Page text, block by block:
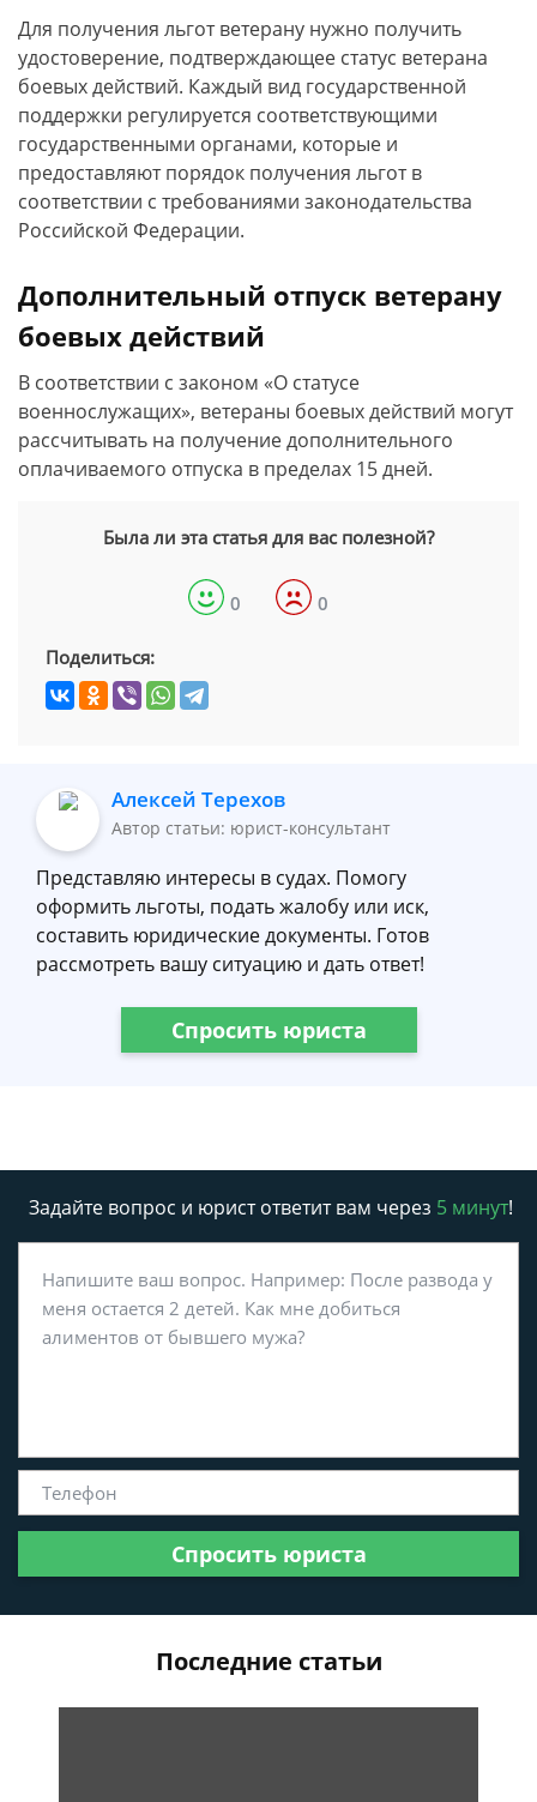
Для получения льгот ветерану нужно получить
удостоверение, подтверждающее статус ветерана
боевых действий. Каждый вид государственной
поддержки регулируется соответствующими
государственными органами, которые и
предоставляют порядок получения льгот в
соответствии с требованиями законодательства
Российской Федерации.
Дополнительный отпуск ветерану
боевых действий
В соответствии с законом «О статусе
военнослужащих», ветераны боевых действий могут
рассчитывать на получение дополнительного
оплачиваемого отпуска в пределах 15 дней.
Была ли эта статья для вас полезной?
0 0
Поделиться:
Алексей Терехов
Автор статьи: юрист-консультант
Представляю интересы в судах. Помогу
оформить льготы, подать жалобу или иск,
составить юридические документы. Готов
рассмотреть вашу ситуацию и дать ответ!
Спросить юриста
Задайте вопрос и юрист ответит вам через 5 минут!
Спросить юриста
Последние статьи